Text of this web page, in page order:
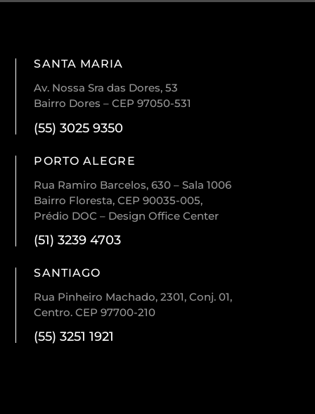
SANTA MARIA
Av. Nossa Sra das Dores, 53
Bairro Dores – CEP 97050-531
(55) 3025 9350
PORTO ALEGRE
Rua Ramiro Barcelos, 630 – Sala 1006
Bairro Floresta, CEP 90035-005,
Prédio DOC – Design Office Center
(51) 3239 4703
SANTIAGO
Rua Pinheiro Machado, 2301, Conj. 01,
Centro. CEP 97700-210
(55) 3251 1921